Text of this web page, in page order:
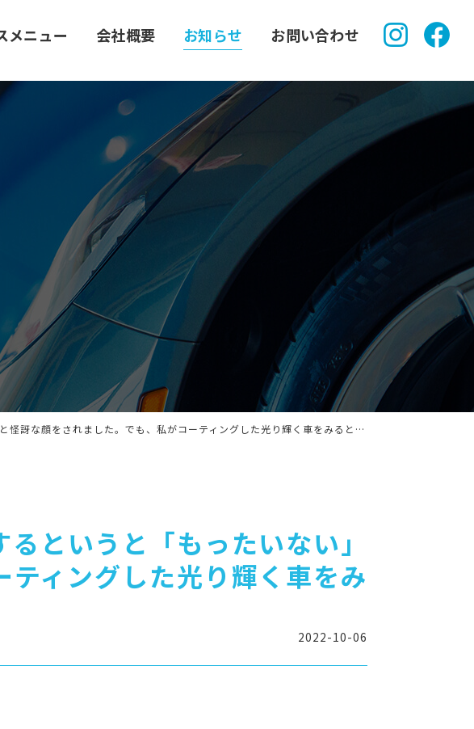
メニュー 会社概要 お知らせ お問い合わせ
看護師をやめてコーティング業者に就職するというと「もったいない」と怪訝な顔をされました。でも、私がコーティングした光り輝く車をみると・・・
というと「もったいない」
ィングした光り輝く車をみ
2022-10-06